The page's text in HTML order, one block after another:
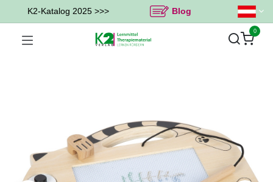
K2-Katalog 2025 >>> Blog
0